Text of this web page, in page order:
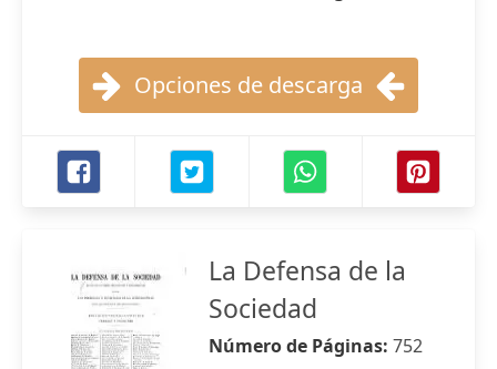
Opciones de descarga
La Defensa de la
Sociedad
Número de Páginas: 752